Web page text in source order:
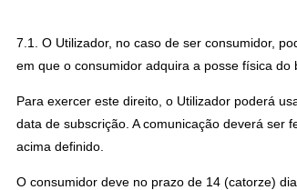
7.1. O Utilizador, no caso de ser consumidor,
em que o consumidor adquira a posse física do
Para exercer este direito, o Utilizador poderá
data de subscrição. A comunicação deverá ser
acima definido.
O consumidor deve no prazo de 14 (catorze)